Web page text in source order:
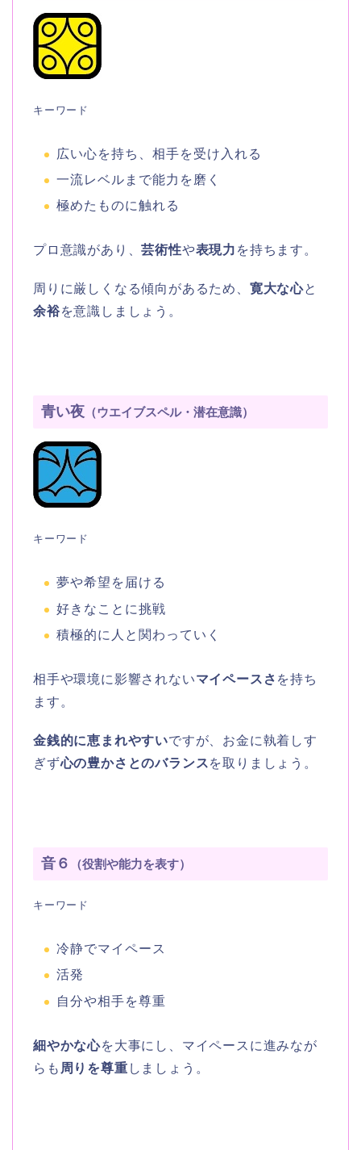
キーワード
広い心を持ち、相手を受け入れる
一流レベルまで能力を磨く
極めたものに触れる
プロ意識があり、芸術性や表現力 を持ちます。
周りに厳しくなる傾向があるため、 寛大な心と
余裕を意識しましょう。
青い夜 （ウエイブスペル・潜在意識）
キーワード
夢や希望を届ける
好きなことに挑戦
積極的に人と関わっていく
相手や環境に影響されないマイペースさ を持ち
ます。
金銭的に恵まれやすいですが、お金に執着しす
ぎず心の豊かさとのバランスを取りましょう。
音６ （役割や能力を表す）
キーワード
冷静でマイペース
活発
自分や相手を尊重
細やかな心を大事にし、マイペースに進みなが
らも 周りを尊重 しましょう。